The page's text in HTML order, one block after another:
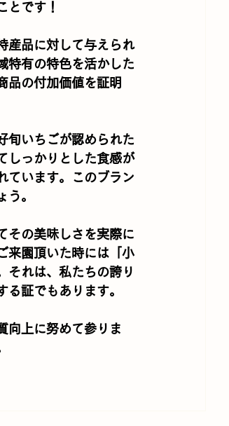
とです！
産品に対して与えられ
特有の特色を活かした
品の付加価値を証明
旬いちごが認められた
しっかりとした食感が
ています。このブラン
う。
その美味しさを実際に
来園頂いた時には「小
それは、私たちの誇り
証でもあります。
向上に努めて参りま